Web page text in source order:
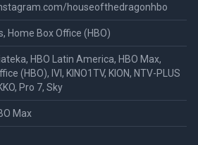
houseofthedragonhbo
Home Box Office (HBO)
HBO Latin America, HBO Max,
(HBO), IVI, KINO1TV, KION, NTV-PLUS
Pro 7, Sky
Max